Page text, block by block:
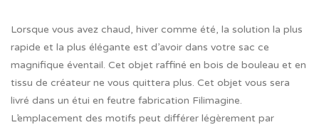
Lorsque vous avez chaud, hiver comme été, la solution la plus
rapide et la plus élégante est d’avoir dans votre sac ce
magnifique éventail. Cet objet raffiné en bois de bouleau et en
tissu de créateur ne vous quittera plus. Cet objet vous sera
livré dans un étui en feutre fabrication Filimagine.
L’emplacement des motifs peut différer légèrement par